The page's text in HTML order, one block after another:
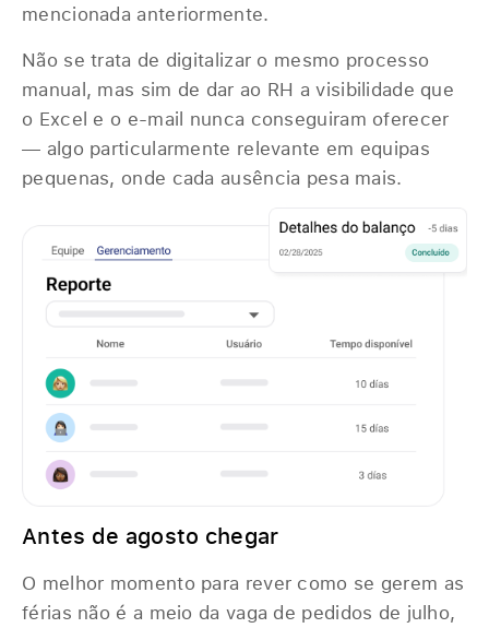
mencionada anteriormente.
Não se trata de digitalizar o mesmo processo
manual, mas sim de dar ao RH a visibilidade que
o Excel e o e-mail nunca conseguiram oferecer
— algo particularmente relevante em equipas
pequenas, onde cada ausência pesa mais.
Antes de agosto chegar
O melhor momento para rever como se gerem as
férias não é a meio da vaga de pedidos de julho,